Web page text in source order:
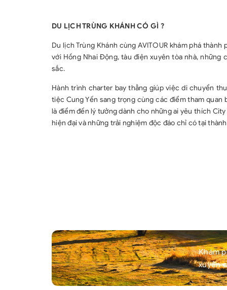
trúc tráng lệ không thể bỏ qua. Giới
Đại lễ đường Trùng Khánh bắt đầu
xây dựng vào năm 1951 và hoàn
thành vào năm 1954. Công trình
được xây dựng dưới sự bảo trợ của
các nhà cách mạng vô sản Lưu Bá
Thành, Đặng Tiểu Bình và He Long.
Tổng diện tích là 66.000 mét
biểu tượng và mang tính bước ngoặt
của thành phố này. Đây là tòa nhà
quan trọng nhất ở Trùng Khánh
trong hơn 70 năm sau khi thành lập
Cộng hòa Nhân dân Trung Hoa hoặc
Được
tàng
và
quý
Hiệp.
sinh
của
khắc
hiện
DU LỊCH TRÙNG KHÁNH CÓ GÌ ?
Du lịch Trùng Khánh cùng AVITOUR khám phá
với Hồng Nhai Động, tàu điện xuyên tòa nhà, những
sắc.
Hành trình charter bay thẳng giúp việc di chuyển
tiệc Cung Yến sang trọng cùng các điểm tham quan
là điểm đến lý tưởng dành cho những ai yêu thích City
hiện đại và những trải nghiệm độc đáo chỉ có tại
Khám
xuyên